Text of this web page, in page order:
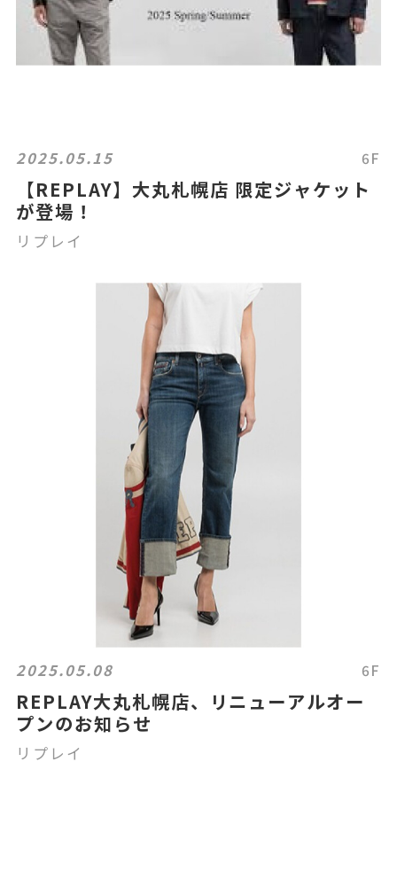
2025.05.15 6F
【REPLAY】大丸札幌店 限定ジャケット
が登場！
リプレイ
2025.05.08 6F
REPLAY大丸札幌店、リニューアルオー
プンのお知らせ
リプレイ